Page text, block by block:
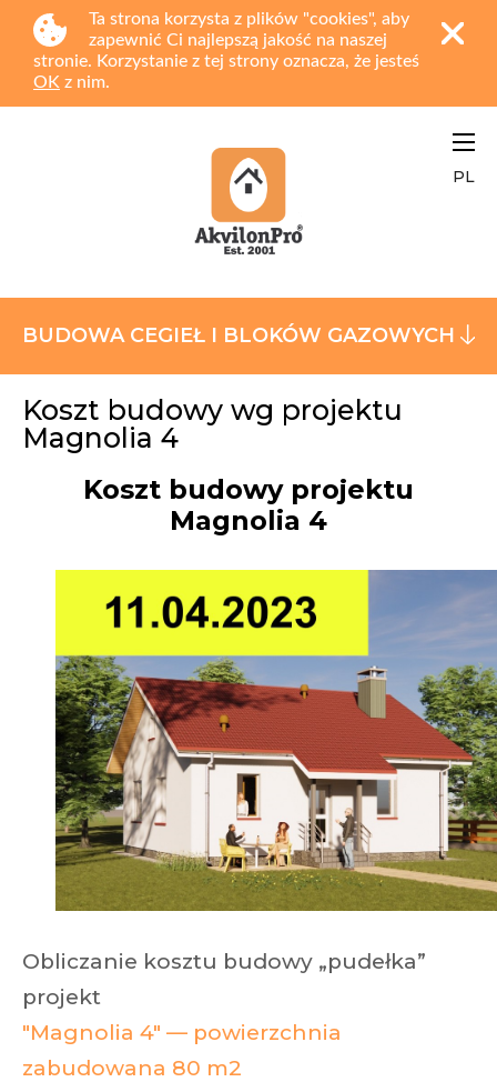
Ta strona korzysta z plików "cookies", aby
zapewnić Ci najlepszą jakość na naszej
stronie. Korzystanie z tej strony oznacza, że jesteś
OK z nim.
PL
BUDOWA CEGIEŁ I BLOKÓW GAZOWYCH
Koszt budowy wg projektu
Magnolia 4
Koszt budowy projektu
Magnolia 4
Obliczanie kosztu budowy „pudełka”
projekt
"Magnolia 4" — powierzchnia
zabudowana 80 m2